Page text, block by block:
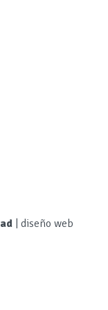
ad | diseño web